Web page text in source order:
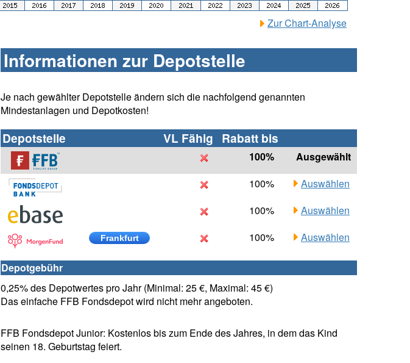
Zur Chart-Analyse
Informationen zur Depotstelle
Je nach gewählter Depotstelle ändern sich die nachfolgend genannten
Mindestanlagen und Depotkosten!
Depotstelle VL Fähig Rabatt bis
100%
Ausgewählt
100%
Auswählen
100%
Auswählen
Frankfurt 100% Auswählen
Depotgebühr
0,25% des Depotwertes pro Jahr (Minimal: 25 €, Maximal: 45 €)
Das einfache FFB Fondsdepot wird nicht mehr angeboten.
FFB Fondsdepot Junior: Kostenlos bis zum Ende des Jahres, in dem das Kind
seinen 18. Geburtstag feiert.